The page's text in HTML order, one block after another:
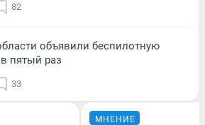
82
объявили беспилотную
пятый раз
33
МНЕНИЕ